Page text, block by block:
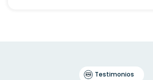
Testimonios